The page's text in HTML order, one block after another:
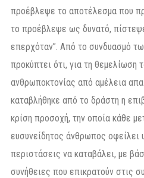
προέβλεψε το αποτέλεσμα που
το προέβλεψε ως δυνατό,
επερχόταν”. Από το συνδυασμό
προκύπτει ότι, για τη θεμελίωση
ανθρωποκτονίας από αμέλεια
καταβλήθηκε από το δράστη η
κρίση προσοχή, την οποία κάθε
ευσυνείδητος άνθρωπος οφείλει
περιστάσεις να καταβάλει, με
συνήθειες που επικρατούν στις